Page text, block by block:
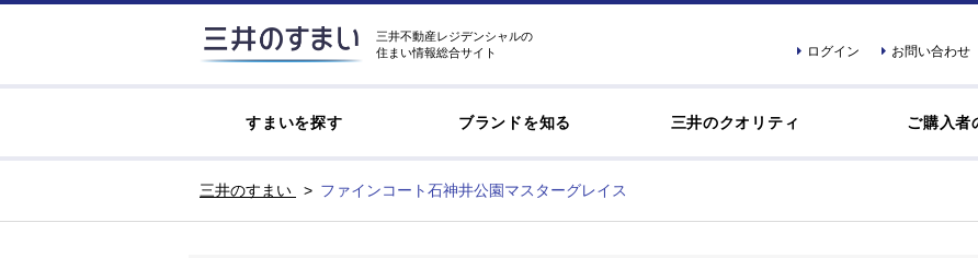
ログイン お問い合わせ
三井不動産レジデンシャルの
住まい情報総合サイト
すまいを探す ブランドを知る 三井のクオリティ ご購入者
三井のすまい ファインコート石神井公園マスターグレイス